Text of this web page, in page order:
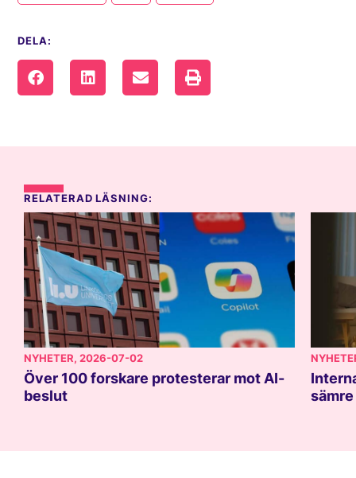
DELA:
RELATERAD LÄSNING:
NYHETER, 2026-07-02
Över 100 forskare protesterar mot AI-
beslut